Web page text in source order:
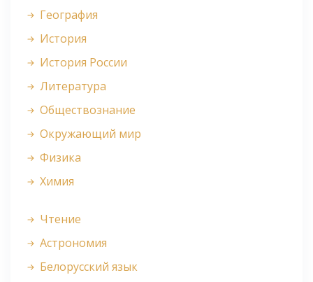
География
История
История России
Литература
Обществознание
Окружающий мир
Физика
Химия
Чтение
Астрономия
Белорусский язык